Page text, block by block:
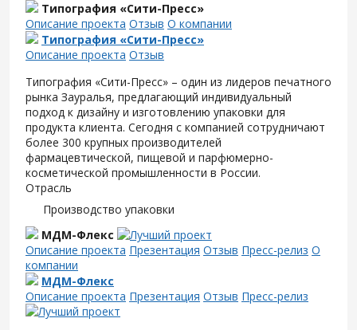
Типография «Сити-Пресс»
Описание проекта Отзыв О компании
Типография «Сити-Пресс»
Описание проекта Отзыв
Типография «Сити-Пресс» – один из лидеров печатного
рынка Зауралья, предлагающий индивидуальный
подход к дизайну и изготовлению упаковки для
продукта клиента. Сегодня с компанией сотрудничают
более 300 крупных производителей
фармацевтической, пищевой и парфюмерно-
косметической промышленности в России.
Отрасль
Производство упаковки
МДМ-Флекс
Описание проекта Презентация Отзыв Пресс-релиз О
компании
МДМ-Флекс
Описание проекта Презентация Отзыв Пресс-релиз